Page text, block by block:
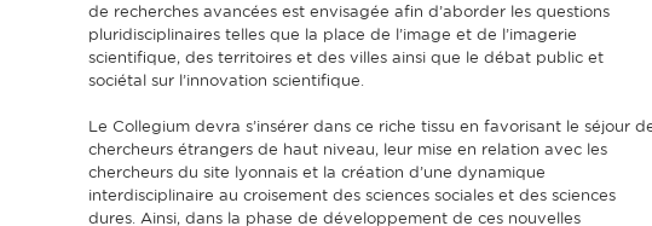
de recherches avancées est envisagée afin d’aborder les questions
pluridisciplinaires telles que la place de l’image et de l’imagerie
scientifique, des territoires et des villes ainsi que le débat public et
sociétal sur l’innovation scientifique.
Le Collegium devra s’insérer dans ce riche tissu en favorisant le séjour
chercheurs étrangers de haut niveau, leur mise en relation avec les
chercheurs du site lyonnais et la création d’une dynamique
interdisciplinaire au croisement des sciences sociales et des sciences
dures. Ainsi, dans la phase de développement de ces nouvelles